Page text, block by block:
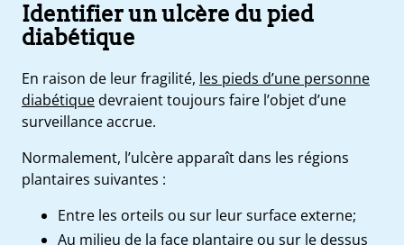
Identifier un ulcère du pied
diabétique
En raison de leur fragilité, les pieds d’une personne
diabétiquedevraient toujours faire l’objet d’une
surveillance accrue.
Normalement, l’ulcère apparaît dans les régions
plantaires suivantes :
Entre les orteils ou sur leur surface externe;
Au milieu de la face plantaire ou sur le dessus